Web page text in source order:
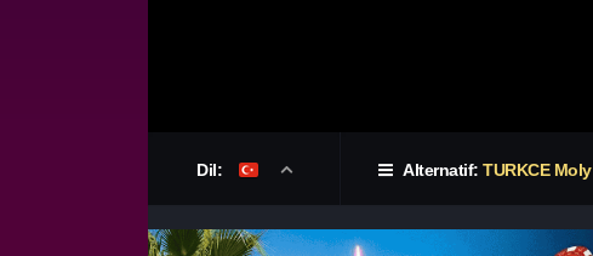
Dil: Alternatif: TURKCE Moly